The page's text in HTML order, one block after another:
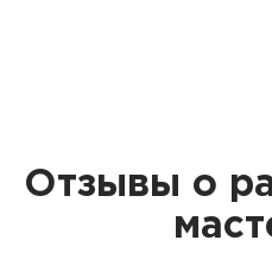
Отзывы о